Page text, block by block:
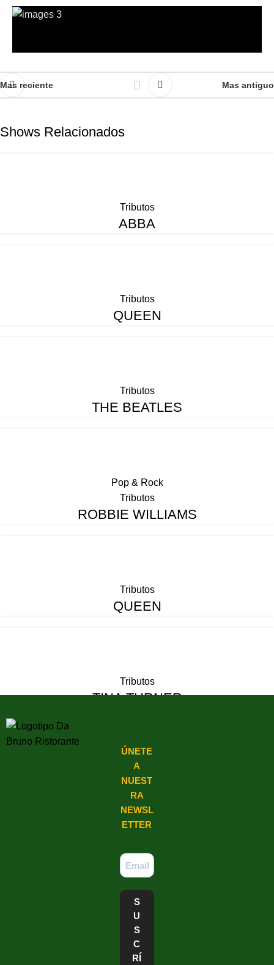
Tributos
TINA TURNER
PILAR & CARLOS
Jazz
GARALPINE
Mas reciente Mas antiguo
Shows Relacionados
Tributos
ABBA
Tributos
QUEEN
Tributos
THE BEATLES
Pop & Rock
Tributos
ROBBIE WILLIAMS
Tributos
QUEEN
Tributos
TINA TURNER
ÚNETE
A
NUEST
RA
NEWSL
ETTER
S
U
S
C
RÍ